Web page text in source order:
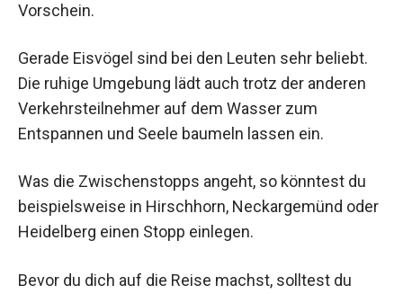
Vorschein.
Gerade Eisvögel sind bei den Leuten sehr beliebt.
Die ruhige Umgebung lädt auch trotz der anderen
Verkehrsteilnehmer auf dem Wasser zum
Entspannen und Seele baumeln lassen ein.
Was die Zwischenstopps angeht, so könntest du
beispielsweise in Hirschhorn, Neckargemünd oder
Heidelberg einen Stopp einlegen.
Bevor du dich auf die Reise machst, solltest du